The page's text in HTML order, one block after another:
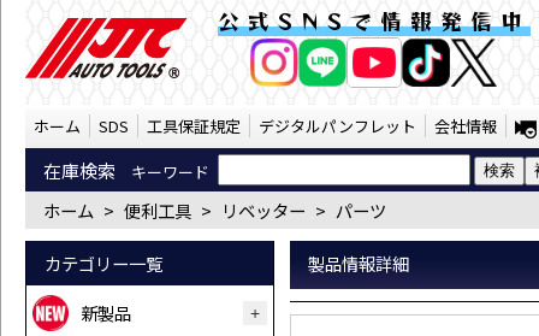
※スプリング（GP102K-06） |
公式SNSで情報発信中
ホーム SDS 工具保証規定 デジタルパンフレット 会社情報
在庫検索 キーワード
ホーム > 便利工具 > リベッター > パーツ
カテゴリー一覧
新製品
製品情報詳細
AI商品コンシェルジ
オンライン